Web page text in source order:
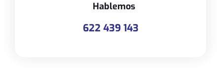
Hablemos
622 439 143